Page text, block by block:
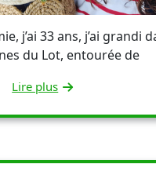
j’ai 33 ans, j’ai grandi
du Lot, entourée de
Lire plus